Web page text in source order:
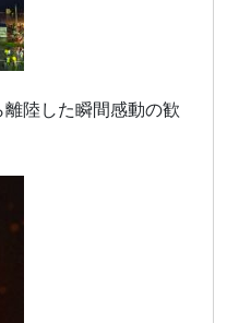
離陸した瞬間感動の歓